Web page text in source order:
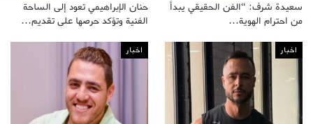
سعيدة شرف: “الفن الحقيقي يبدأ
من احترام الهوية…
حنان الإبراهيمي تعود إلى الساحة
الفنية وتؤكد حرصها على تقديم…
اخبار اخبار